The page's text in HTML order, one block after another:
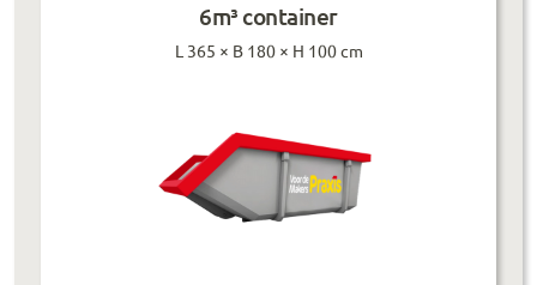
6m³ container
L 365 × B 180 × H 100 cm